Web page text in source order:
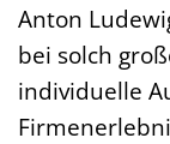
Anton
bei solch
individuelle